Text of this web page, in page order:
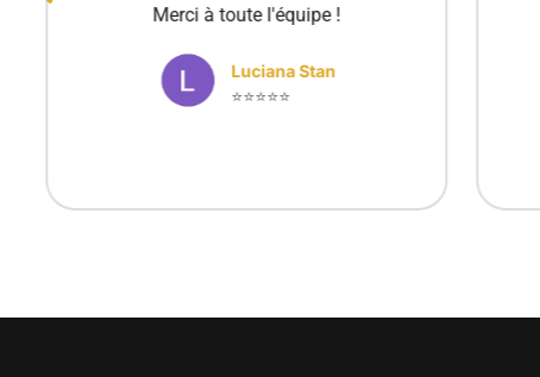
Merci à toute l'équipe !
Luciana Stan
⭐⭐⭐⭐⭐